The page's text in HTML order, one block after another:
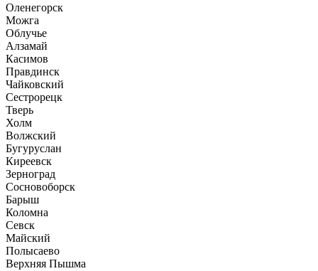
Оленегорск
Можга
Облучье
Алзамай
Касимов
Правдинск
Чайковский
Сестрорецк
Тверь
Холм
Волжский
Бугуруслан
Киреевск
Зерноград
Сосновоборск
Барыш
Коломна
Севск
Майский
Полысаево
Верхняя Пышма